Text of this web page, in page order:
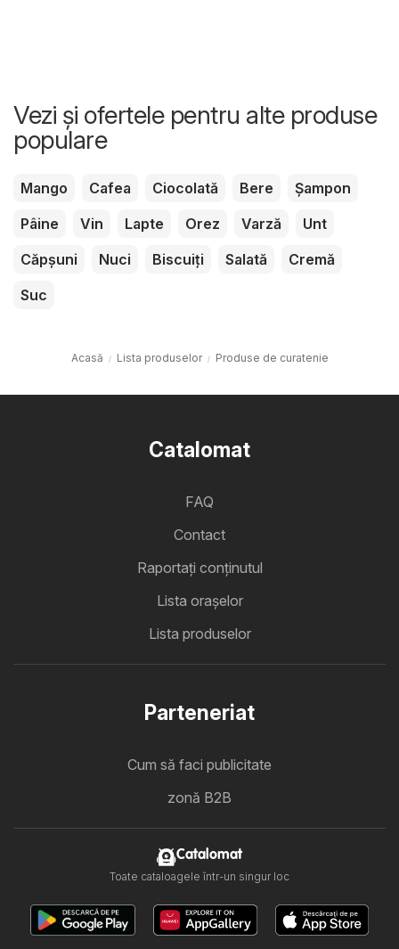
Vezi și ofertele pentru alte produse
populare
Mango Cafea Ciocolată Bere
Șampon
Pâine
Vin Lapte Orez Varză
Unt
Căpșuni
Nuci Biscuiți Salată
Cremă
Suc
Acasă Lista produselor Produse de curatenie
Catalomat
FAQ
Contact
Raportați conținutul
Lista oraşelor
Lista produselor
Parteneriat
Cum să faci publicitate
zonă B2B
Catalomat
Toate cataloagele într-un singur loc